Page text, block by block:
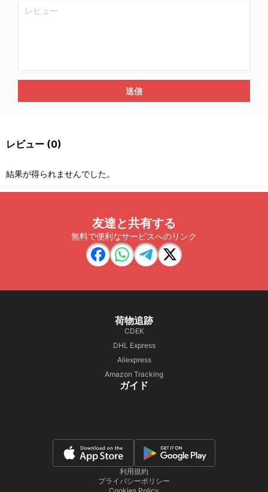
送信
レビュー (0)
結果が得られませんでした。
友達と共有する
無料で便利なサービスへのリンク
荷物追跡
CDEK
DHL Express
Aliexpress
Amazon Tracking
ガイド
利用規約
プライバシーポリシー